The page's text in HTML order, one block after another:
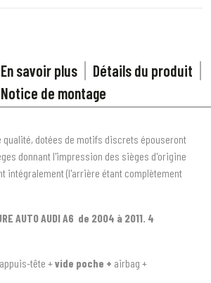
DE VOTRE VÉHICULE
En savoir plus
Détails du produit
Notice de montage
qualité, dotées de motifs discrets épouseront
donnant l'impression des sièges d'origine
intégralement (l'arrière étant complètement
AUTO AUDI A6 de 2004 à 2011. 4
tête +vide poche + airbag +